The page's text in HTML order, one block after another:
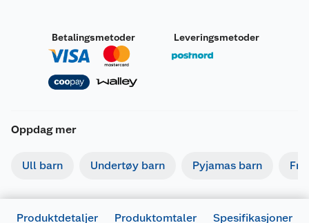
Betalingsmetoder Leveringsmetoder
Oppdag mer
Ull barn Undertøy barn Pyjamas barn
Produktdetaljer Produktomtaler Spesifikasjoner